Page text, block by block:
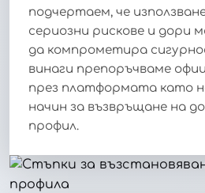
подчертаем, че
сериозни рискове и дори
да компрометира
винаги препоръчваме
през платформата като
начин за възвръщане на
профил.